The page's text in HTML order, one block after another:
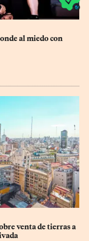
al miedo con
venta de tierras a